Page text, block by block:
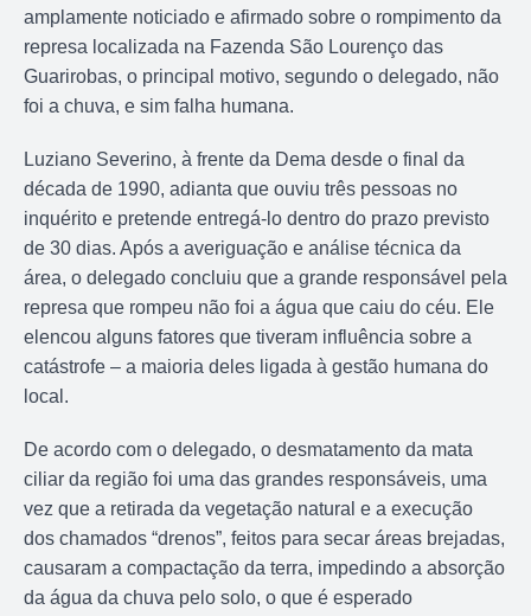
amplamente noticiado e afirmado sobre o rompimento da
represa localizada na Fazenda São Lourenço das
Guarirobas, o principal motivo, segundo o delegado, não
foi a chuva, e sim falha humana.
Luziano Severino, à frente da Dema desde o final da
década de 1990, adianta que ouviu três pessoas no
inquérito e pretende entregá-lo dentro do prazo previsto
de 30 dias. Após a averiguação e análise técnica da
área, o delegado concluiu que a grande responsável pela
represa que rompeu não foi a água que caiu do céu. Ele
elencou alguns fatores que tiveram influência sobre a
catástrofe – a maioria deles ligada à gestão humana do
local.
De acordo com o delegado, o desmatamento da mata
ciliar da região foi uma das grandes responsáveis, uma
vez que a retirada da vegetação natural e a execução
dos chamados “drenos”, feitos para secar áreas brejadas,
causaram a compactação da terra, impedindo a absorção
da água da chuva pelo solo, o que é esperado